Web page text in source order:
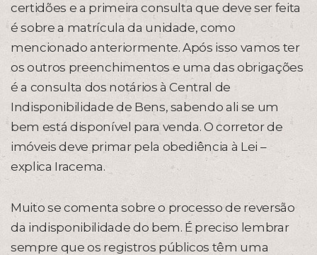
certidões e a primeira consulta que deve ser feita
é sobre a matrícula da unidade, como
mencionado anteriormente. Após isso vamos ter
os outros preenchimentos e uma das obrigações
é a consulta dos notários à Central de
Indisponibilidade de Bens, sabendo ali se um
bem está disponível para venda. O corretor de
imóveis deve primar pela obediência à Lei –
explica Iracema.
Muito se comenta sobre o processo de reversão
da indisponibilidade do bem. É preciso lembrar
sempre que os registros públicos têm uma